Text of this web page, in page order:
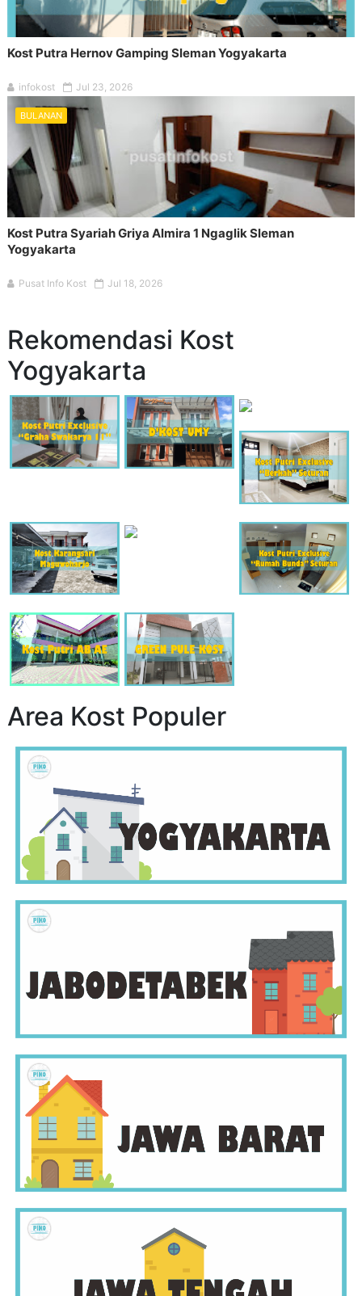
Kost Putra Hernov Gamping Sleman Yogyakarta
infokost Jul 23, 2026
BULANAN
Kost Putra Syariah Griya Almira 1 Ngaglik Sleman
Yogyakarta
Pusat Info Kost Jul 18, 2026
Rekomendasi Kost
Yogyakarta
Area Kost Populer